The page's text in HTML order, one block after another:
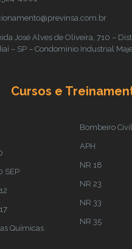
José Alves de Oliveira, 710 –
– SP – Condomínio Industrial
Cursos e
SEP
Químicas
Bombeiro Civil
APH
NR 18
NR 23
NR 33
NR 35